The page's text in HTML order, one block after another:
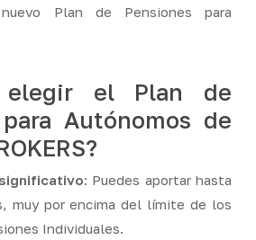
Plan de Pensiones para
elegir el Plan de
Autónomos de
: Puedes aportar hasta
muy por encima del límite de los
Individuales.